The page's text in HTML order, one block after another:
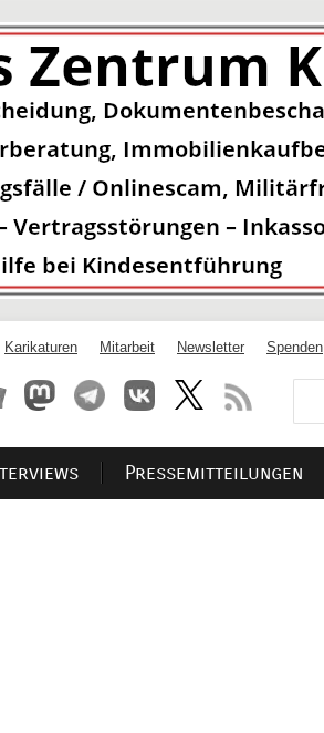
Karikaturen Mitarbeit Newsletter Spenden
Pressemitteilungen